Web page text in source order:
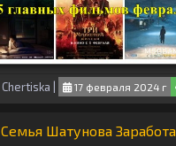
Chertiska 17 февраля 2024 г
Семья Шатунова